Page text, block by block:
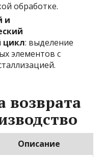
обработке.
и
цикл: выделение
элементов с
возврата
Описание